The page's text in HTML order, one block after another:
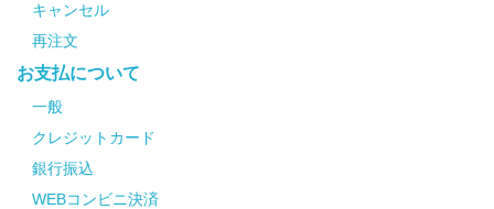
キャンセル
再注文
お支払について
一般
クレジットカード
銀行振込
WEBコンビニ決済